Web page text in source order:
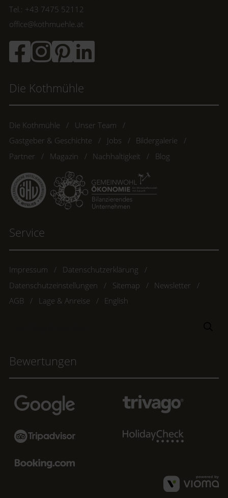
Tel.: +43 7475 52112
office@kothmuehle.at
Die Kothmühle
Die Kothmühle
Unser Team
Gastgeber & Geschichte
Jobs
Bildergalerie
Partner
Magazin Nachhaltigkeit Blog
Service
Impressum
Datenschutzerklärung
Datenschutzeinstellungen
Sitemap
Newsletter
AGB
Lage & Anreise English
Bewertungen